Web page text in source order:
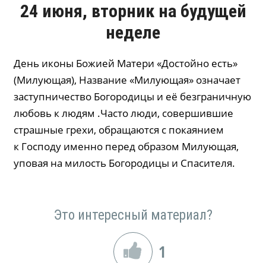
24 июня, вторник на будущей
неделе
День иконы Божией Матери «Достойно есть»
(Милующая), Название «Милующая» означает
заступничество Богородицы и её безграничную
любовь к людям .Часто люди, совершившие
страшные грехи, обращаются с покаянием
к Господу именно перед образом Милующая,
уповая на милость Богородицы и Спасителя.
Это интересный материал?
1